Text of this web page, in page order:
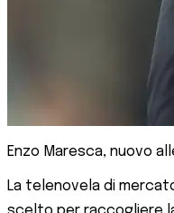
Enzo Maresca, nuovo
La telenovela di